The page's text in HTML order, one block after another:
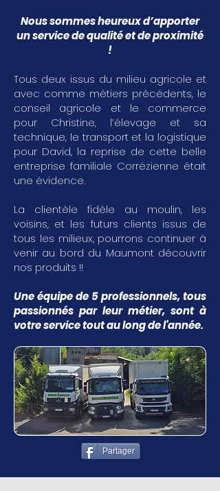
Nous sommes heureux d’apporter
un service de qualité et de proximité
!
Tous deux issus du milieu agricole et
avec comme métiers précédents, le
conseil agricole et le commerce
pour Christine, l’élevage et sa
technique, le transport et la logistique
pour David, la reprise de cette belle
entreprise familiale Corrézienne était
une évidence.
La clientèle fidèle au moulin, les
voisins, et les futurs clients issus de
tous les milieux, pourrons continuer à
venir au bord du Maumont découvrir
nos produits !!
Une équipe de 5 professionnels, tous
passionnés par leur métier, sont à
votre service tout au long de l'année.
Partager